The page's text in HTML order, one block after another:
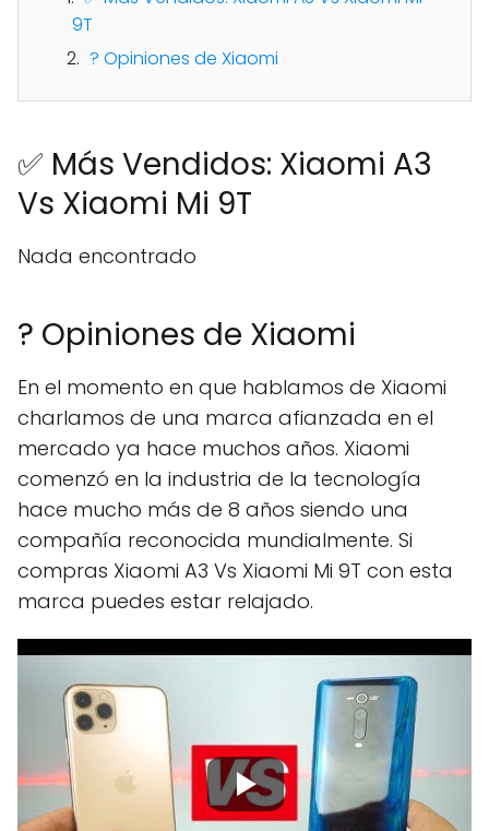
9T
? Opiniones de Xiaomi
✅ Más Vendidos: Xiaomi A3
Vs Xiaomi Mi 9T
Nada encontrado
? Opiniones de Xiaomi
En el momento en que hablamos de Xiaomi
charlamos de una marca afianzada en el
mercado ya hace muchos años. Xiaomi
comenzó en la industria de la tecnología
hace mucho más de 8 años siendo una
compañía reconocida mundialmente. Si
compras Xiaomi A3 Vs Xiaomi Mi 9T con esta
marca puedes estar relajado.